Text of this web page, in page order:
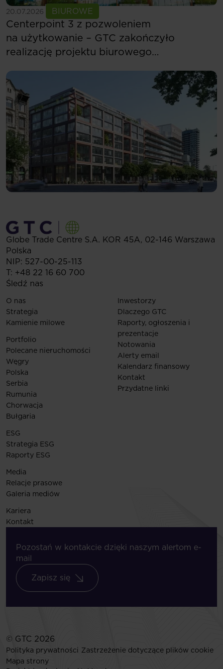
20.07.2026 BIUROWE
Zobacz więcej
Centerpoint 3 z pozwoleniem
na użytkowanie – GTC zakończyło
realizację projektu biurowego
Globe Trade Centre S.A. KOR 45A, 02-146 Warszawa
Polska
NIP: 527-00-25-113
T: +48 22 16 60 700
Śledź nas
O nas
Strategia
Kamienie milowe
Portfolio
Polecane nieruchomości
Węgry
Polska
Serbia
Rumunia
Chorwacja
Bułgaria
Inwestorzy
Dlaczego GTC
Raporty, ogłoszenia i
prezentacje
Notowania
Alerty email
Kalendarz finansowy
Kontakt
Przydatne linki
ESG
Strategia ESG
Raporty ESG
Media
Relacje prasowe
Galeria mediów
Kariera
Kontakt
Pozostań w kontakcie dzięki naszym alertom e-
mail
Zapisz się
© GTC 2026
Polityka prywatności Zastrzeżenie dotyczące plików cookie
Mapa strony